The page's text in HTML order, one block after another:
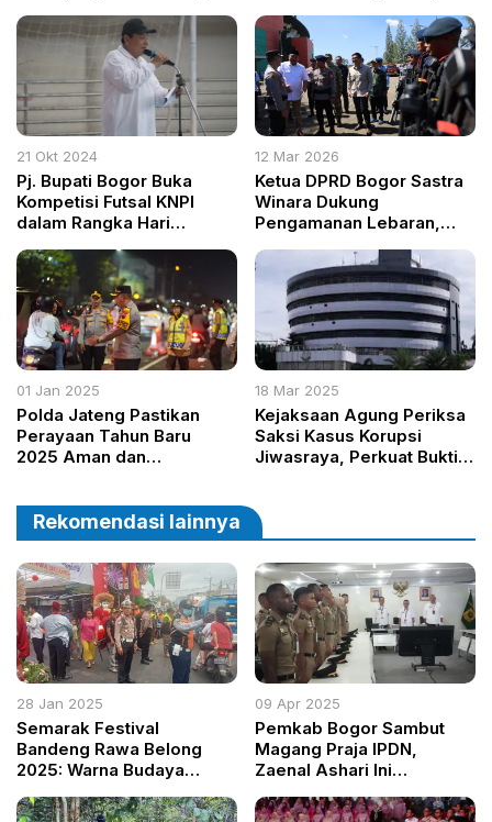
21 Okt 2024
Pj. Bupati Bogor Buka
Kompetisi Futsal KNPI
dalam Rangka Hari
12 Mar 2026
Ketua DPRD Bogor Sastra
Winara Dukung
Pengamanan Lebaran,
Pantau Operasi Ketupat
Lodaya 2026
01 Jan 2025
Polda Jateng Pastikan
Perayaan Tahun Baru
2025 Aman dan
18 Mar 2025
Kejaksaan Agung Periksa
Saksi Kasus Korupsi
Jiwasraya, Perkuat Bukti
Rekomendasi lainnya
28 Jan 2025
Semarak Festival
Bandeng Rawa Belong
2025: Warna Budaya
Jakarta
09 Apr 2025
Pemkab Bogor Sambut
Magang Praja IPDN,
Zaenal Ashari Ini
di Lapangan